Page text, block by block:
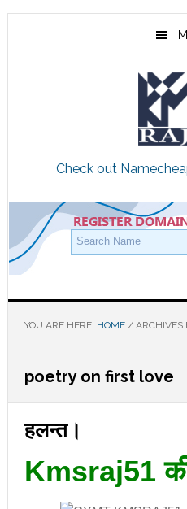
Skip
Skip
Skip
Check out
YOU ARE HERE: HOME /ARCHIVES
poetry on first love
हलन्त।
Kmsraj51